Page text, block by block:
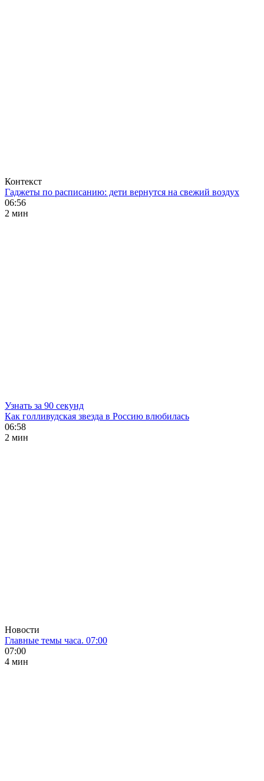
Контекст
Гаджеты по расписанию: дети вернутся на свежий воздух
06:56
2 мин
Узнать за 90 секунд
Как голливудская звезда в Россию влюбилась
06:58
2 мин
Новости
Главные темы часа. 07:00
07:00
4 мин